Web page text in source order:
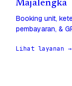
Majalengka
Booking unit,
pembayaran, &
Lihat layanan →